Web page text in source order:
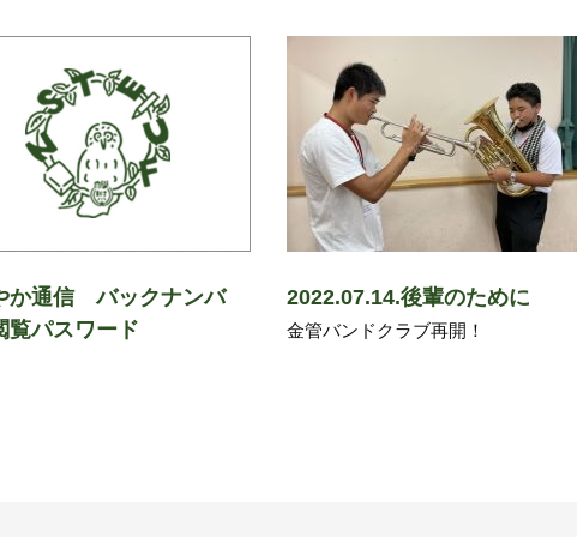
か通信 バックナンバ
パスワード
2022.07.14.後輩のために
金管バンドクラブ再開！